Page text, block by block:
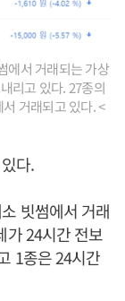
에서 거래되는 가상
리고 있다. 27종의
거래되고 있다. <
다.
빗썸에서 거래
가 24시간 전보
1종은 24시간